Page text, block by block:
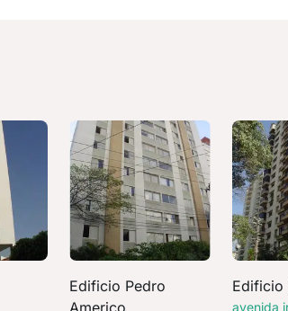
Edificio Pedro
Edificio
avenida